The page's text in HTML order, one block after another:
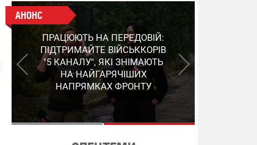
АНОНС
КІНЕЦЬ ВОРОЖИМ
"МОЛНІЯМ" ТА FPV: ЯК
УКРАЇНСЬКИЙ STEP-3
ЗМІНЮЄ ПРАВИЛА ГРИ –
ПОДРОБИЦІ ПРО
ПЕРЕХОПЛЮВАЧ
АНОНС
ПРАЦЮЮТЬ НА ПЕРЕДОВІЙ:
ПІДТРИМАЙТЕ ВІЙСЬККОРІВ
"5 КАНАЛУ", ЯКІ ЗНІМАЮТЬ
НА НАЙГАРЯЧІШИХ
НАПРЯМКАХ ФРОНТУ